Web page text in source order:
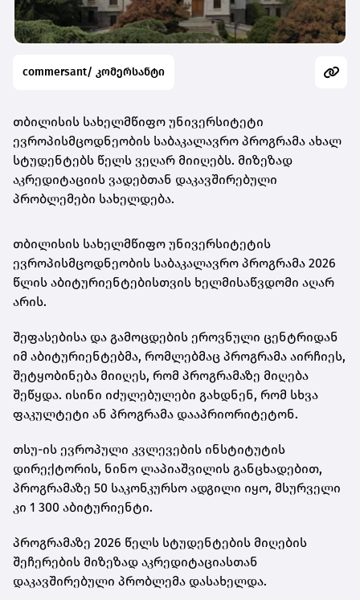
commersant/ კომერსანტი
თბილისის სახელმწიფო უნივერსიტეტი
ევროპისმცოდნეობის საბაკალავრო პროგრამა ახალ
სტუდენტებს წელს ვეღარ მიიღებს. მიზეზად
აკრედიტაციის ვადებთან დაკავშირებული
პრობლემები სახელდება.
თბილისის სახელმწიფო უნივერსიტეტის
ევროპისმცოდნეობის საბაკალავრო პროგრამა 2026
წლის აბიტურიენტებისთვის ხელმისაწვდომი აღარ
არის.
შეფასებისა და გამოცდების ეროვნული ცენტრიდან
იმ აბიტურიენტებმა, რომლებმაც პროგრამა აირჩიეს,
შეტყობინება მიიღეს, რომ პროგრამაზე მიღება
შეწყდა. ისინი იძულებულები გახდნენ, რომ სხვა
ფაკულტეტი ან პროგრამა დააპრიორიტეტონ.
თსუ-ის ევროპული კვლევების ინსტიტუტის
დირექტორის, ნინო ლაპიაშვილის განცხადებით,
პროგრამაზე 50 საკონკურსო ადგილი იყო, მსურველი
კი 1 300 აბიტურიენტი.
პროგრამაზე 2026 წელს სტუდენტების მიღების
შეჩერების მიზეზად აკრედიტაციასთან
დაკავშირებული პრობლემა დასახელდა.